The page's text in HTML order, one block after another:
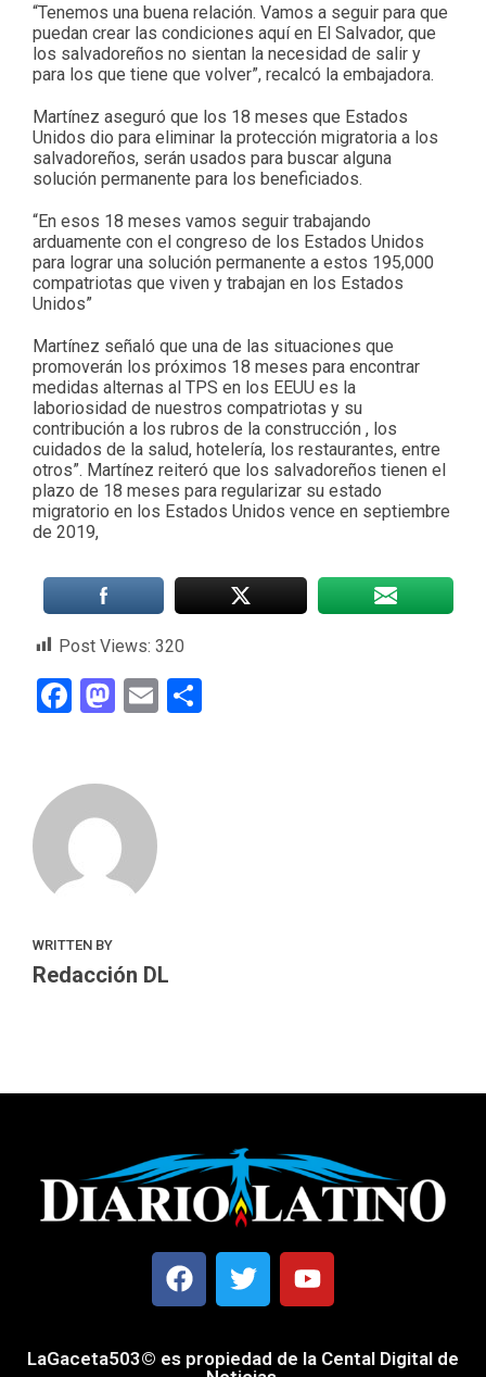
“Tenemos una buena relación. Vamos a seguir para que
puedan crear las condiciones aquí en El Salvador, que
los salvadoreños no sientan la necesidad de salir y
para los que tiene que volver”, recalcó la embajadora.
Martínez aseguró que los 18 meses que Estados
Unidos dio para eliminar la protección migratoria a los
salvadoreños, serán usados para buscar alguna
solución permanente para los beneficiados.
“En esos 18 meses vamos seguir trabajando
arduamente con el congreso de los Estados Unidos
para lograr una solución permanente a estos 195,000
compatriotas que viven y trabajan en los Estados
Unidos”
Martínez señaló que una de las situaciones que
promoverán los próximos 18 meses para encontrar
medidas alternas al TPS en los EEUU es la
laboriosidad de nuestros compatriotas y su
contribución a los rubros de la construcción , los
cuidados de la salud, hotelería, los restaurantes, entre
otros”. Martínez reiteró que los salvadoreños tienen el
plazo de 18 meses para regularizar su estado
migratorio en los Estados Unidos vence en septiembre
de 2019,
Post Views: 320
Facebook
Mastodon
Email
WRITTEN BY
Redacción DL
LaGaceta503© es propiedad de la Cental Digital de